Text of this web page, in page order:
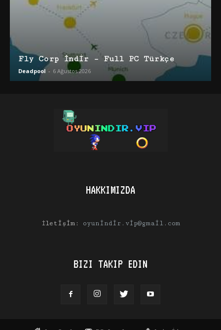
Fly Corp İndir – Full PC Türkçe
Deadpool - 6 Ağustos 2026
HAKKIMIZDA
İletişim: oyunindir.vip@gmail.com
BIZI TAKIP EDIN